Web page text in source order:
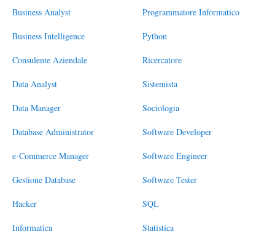
Business Analyst
Business Intelligence
Consulente Aziendale
Data Analyst
Data Manager
Database Administrator
e-Commerce Manager
Gestione Database
Hacker
Informatica
Programmatore Informatico
Python
Ricercatore
Sistemista
Sociologia
Software Developer
Software Engineer
Software Tester
SQL
Statistica